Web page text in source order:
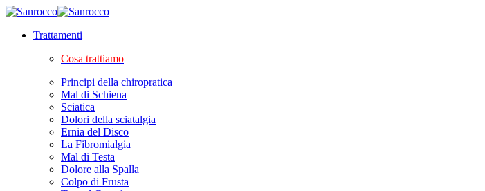
Trattamenti
Cosa trattiamo
Principi della chiropratica
Mal di Schiena
Sciatica
Dolori della sciatalgia
Ernia del Disco
La Fibromialgia
Mal di Testa
Dolore alla Spalla
Colpo di Frusta